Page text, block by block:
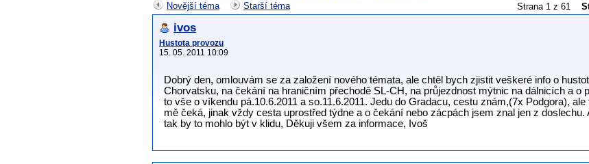
Strana 1 z 61
Novější téma Starší téma
ivos
Hustota provozu
15. 05. 2011 10:09
Dobrý den, omlouvám se za založení nového témata, ale chtěl bych zjistit veškeré info o
Chorvatsku, na čekání na hraničním přechodě SL-CH, na průjezdnost mýtnic na dálnicích a o
to vše o víkendu pá.10.6.2011 a so.11.6.2011. Jedu do Gradacu, cestu znám,(7x Podgora),
mě čeká, jinak vždy cesta uprostřed týdne a o čekání nebo zácpách jsem znal jen z doslechu.
tak by to mohlo být v klidu, Děkuji všem za informace, Ivoš